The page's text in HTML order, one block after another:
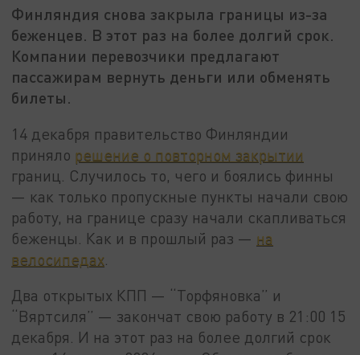
Финляндия снова закрыла границы из-за
беженцев. В этот раз на более долгий срок.
Компании перевозчики предлагают
пассажирам вернуть деньги или обменять
билеты.
14 декабря правительство Финляндии
приняло решение о повторном закрытии
границ. Случилось то, чего и боялись финны
— как только пропускные пункты начали свою
работу, на границе сразу начали скапливаться
беженцы. Как и в прошлый раз — на
велосипедах
Два открытых КПП — “Торфяновка” и
“Вяртсиля” — закончат свою работу в 21:00 15
декабря. И на этот раз на более долгий срок